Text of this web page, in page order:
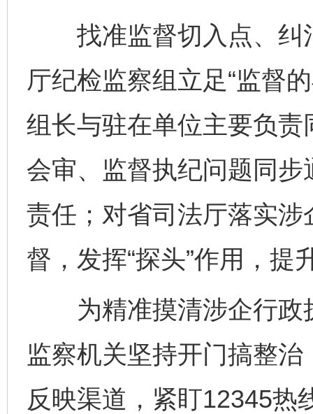
找准监督切入点、纠
厅纪检监察组立足“监督
组长与驻在单位主要负
会审、监督执纪问题同
责任；对省司法厅落实
督，发挥“探头”作用，提
为精准摸清涉企行政
监察机关坚持开门搞整
反映渠道，紧盯12345热